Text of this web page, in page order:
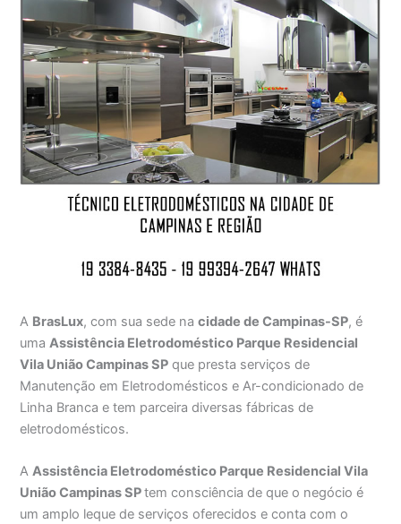
A BrasLux, com sua sede nacidade de Campinas-SP, é
umaAssistência Eletrodoméstico Parque Residencial
Vila União Campinas SP que presta serviços de
Manutenção em Eletrodomésticos e Ar-condicionado de
Linha Branca e tem parceira diversas fábricas de
eletrodomésticos.
AAssistência Eletrodoméstico Parque Residencial Vila
União Campinas SPtem consciência de que o negócio é
um amplo leque de serviços oferecidos e conta com o